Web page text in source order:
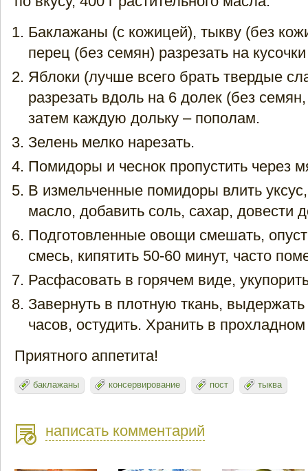
Баклажаны (с кожицей), тыкву (без
перец (без семян) разрезать на
Яблоки (лучше всего брать твердые
разрезать вдоль на 6 долек (без
затем каждую дольку – пополам.
Зелень мелко нарезать.
Помидоры и чеснок пропустить через
В измельченные помидоры влить
масло, добавить соль, сахар, довести
Подготовленные овощи смешать,
смесь, кипятить 50-60 минут, часто
Расфасовать в горячем виде,
Завернуть в плотную ткань, выдержать
часов, остудить. Хранить в
Приятного аппетита!
баклажаны консервирование пост тыква
написать комментарий